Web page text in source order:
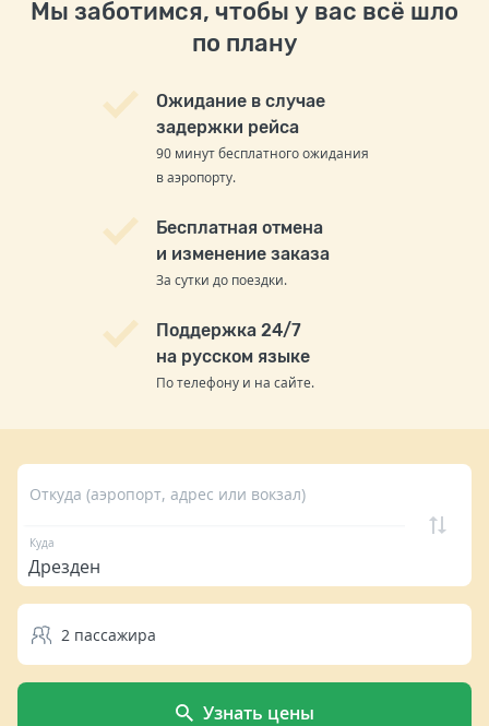
Мы заботимся, чтобы у вас всё шло
по плану
Ожидание в случае
задержки рейса
90 минут бесплатного ожидания
в аэропорту.
Бесплатная отмена
и изменение заказа
За сутки до поездки.
Поддержка 24/7
на русском языке
По телефону и на сайте.
Откуда (аэропорт, адрес или вокзал)
Куда
2 пассажира
Узнать цены